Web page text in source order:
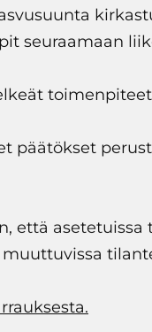
seuraamaan
päätökset
että asetetuissa